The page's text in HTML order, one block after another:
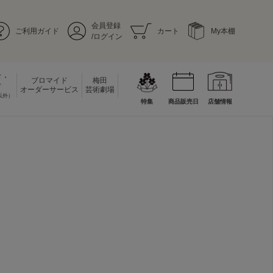
ご利用ガイド
会員登録
/ログイン
カート My本棚
）
ブロマイド
オーダーサービス
梅田
芸術劇場
特集 商品販売日 店舗情報